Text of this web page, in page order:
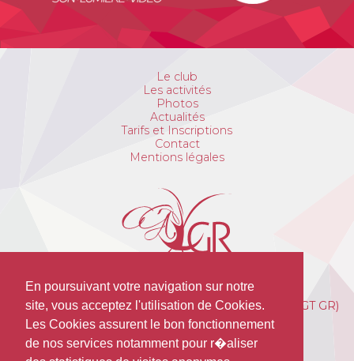
En poursuivant votre navigation sur notre
site, vous acceptez l'utilisation de Cookies.
Les Cookies assurent le bon fonctionnement
de nos services notamment pour r�aliser
Le club
Les activités
Photos
Actualités
Tarifs et Inscriptions
Contact
Mentions légales
Avant Garde de Troyes Gymnastique Rythmique (AGT GR)
Cosec HOPPENOT
15 Rue Alexandre du Sommerard
10000 Troyes